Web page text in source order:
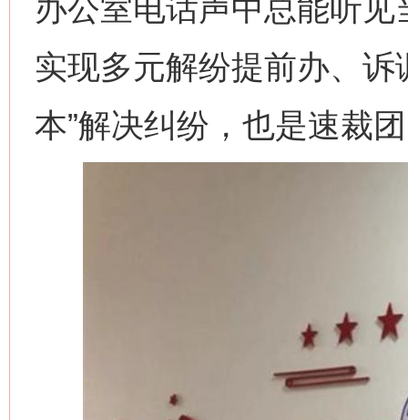
办公室电话声中总能听见
实现多元解纷提前办、
本”解决纠纷，也是速裁